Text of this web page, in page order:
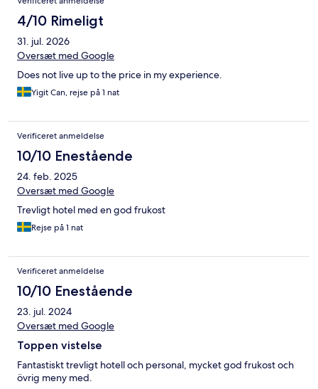
4/10 Rimeligt
31. jul. 2026
Oversæt med Google
Does not live up to the price in my experience.
Yigit Can, rejse på 1 nat
Verificeret anmeldelse
10/10 Enestående
24. feb. 2025
Oversæt med Google
Trevligt hotel med en god frukost
Rejse på 1 nat
Verificeret anmeldelse
10/10 Enestående
23. jul. 2024
Oversæt med Google
Toppen vistelse
Fantastiskt trevligt hotell och personal, mycket god frukost och
övrig meny med.